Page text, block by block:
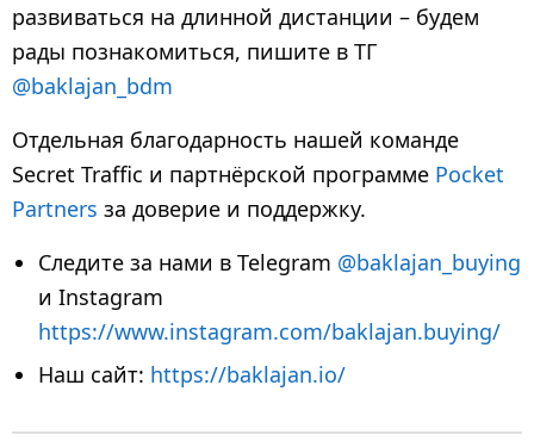
развиваться на длинной дистанции – будем
рады познакомиться, пишите в ТГ
@baklajan_bdm
Отдельная благодарность нашей команде
Secret Traffic и партнёрской программе Pocket
Partners за доверие и поддержку.
Следите за нами в Telegram @baklajan_buying
и Instagram
https://www.instagram.com/baklajan.buying/
Наш сайт: https://baklajan.io/